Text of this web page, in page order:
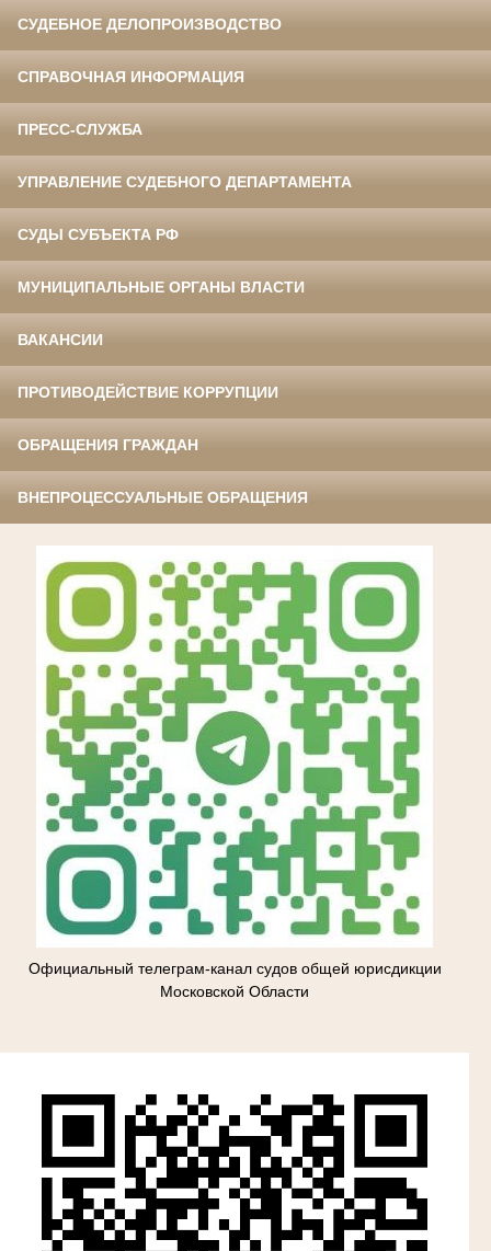
СУДЕБНОЕ ДЕЛОПРОИЗВОДСТВО
СПРАВОЧНАЯ ИНФОРМАЦИЯ
ПРЕСС-СЛУЖБА
УПРАВЛЕНИЕ СУДЕБНОГО ДЕПАРТАМЕНТА
СУДЫ СУБЪЕКТА РФ
МУНИЦИПАЛЬНЫЕ ОРГАНЫ ВЛАСТИ
ВАКАНСИИ
ПРОТИВОДЕЙСТВИЕ КОРРУПЦИИ
ОБРАЩЕНИЯ ГРАЖДАН
ВНЕПРОЦЕССУАЛЬНЫЕ ОБРАЩЕНИЯ
Официальный телеграм-канал судов общей юрисдикции
Московской Области